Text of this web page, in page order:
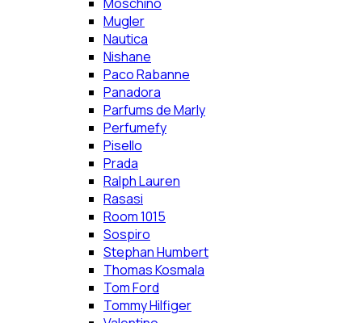
Mugler
Nautica
Nishane
Paco Rabanne
Panadora
Parfums de Marly
Perfumefy
Pisello
Prada
Ralph Lauren
Rasasi
Room 1015
Sospiro
Stephan Humbert
Thomas Kosmala
Tom Ford
Tommy Hilfiger